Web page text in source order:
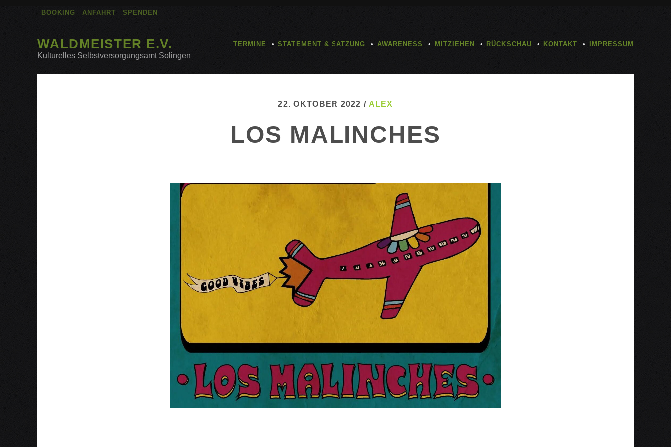
BOOKING ANFAHRT SPENDEN
WALDMEISTER E.V.
Kulturelles Selbstversorgungsamt Solingen
TERMINE STATEMENT & SATZUNG AWARENESS MITZIEHEN RÜCKSCHAU KONTAKT IMPRESSUM
22. OKTOBER 2022 / ALEX
LOS MALINCHES